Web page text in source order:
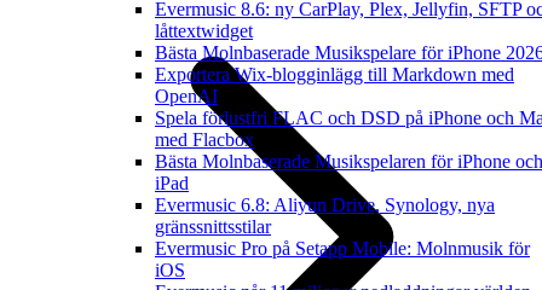
Evermusic 8.6: ny CarPlay, Plex, Jellyfin, SFTP
låttextwidget
Bästa Molnbaserade Musikspelare för iPhone
Exportera Wix-blogginlägg till Markdown med
OpenAI
Spela förlustfri FLAC och DSD på iPhone och
med Flacbox
Bästa Molnbaserade Musikspelaren för iPhone och
iPad
Evermusic 6.8: Aliyun Drive, Synology, nya
gränssnittsstilar
Evermusic Pro på Setapp Mobile: Molnmusik för
iOS